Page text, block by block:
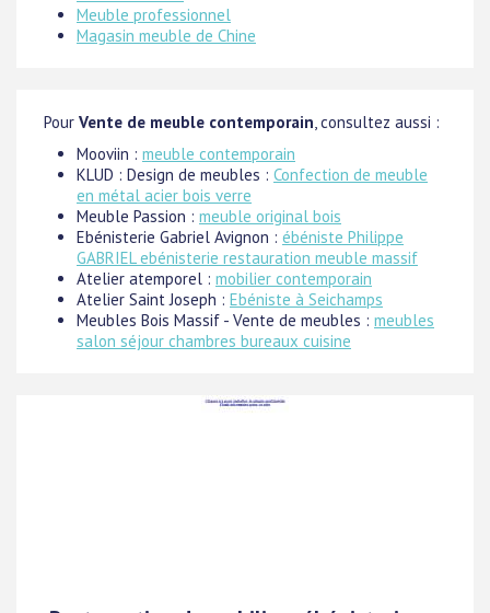
Meuble professionnel
Magasin meuble de Chine
Pour Vente de meuble contemporain , consultez aussi :
Mooviin : meuble contemporain
KLUD : Design de meubles : Confection de meuble
en métal acier bois verre
Meuble Passion : meuble original bois
Ebénisterie Gabriel Avignon : ébéniste Philippe
GABRIEL ebénisterie restauration meuble massif
Atelier atemporel : mobilier contemporain
Atelier Saint Joseph : Ebéniste à Seichamps
Meubles Bois Massif - Vente de meubles : meubles
salon séjour chambres bureaux cuisine